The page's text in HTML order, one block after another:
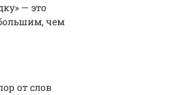
— это
чем
от слов